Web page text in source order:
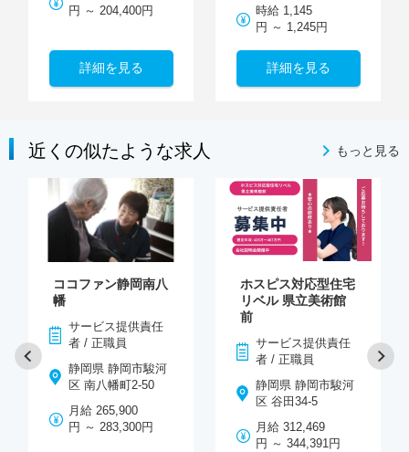
円 ～ 204,400円
詳細を見る
時給 1,145
円 ～ 1,245円
詳細を見る
近くの似たような求人 もっと見る
ココファン静岡南八
幡
サービス提供責任
者 / 正職員
静岡県 静岡市駿河
区 南八幡町2-50
月給 265,900
円 ～ 283,300円
ホスピス対応型住宅
リベル 県立美術館
前
サービス提供責任
者 / 正職員
静岡県 静岡市駿河
区 谷田34‐5
月給 312,469
円 ～ 344,391円